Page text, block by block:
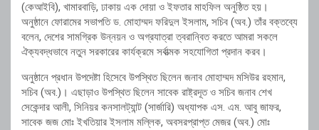
(কেআইবি), খামারবাড়ি, ঢাকায় এক দোয়া ও ইফতার মাহফিল অনুষ্ঠিত হয়।
অনুষ্ঠানে ফোরামের সভাপতি ড. মোহাম্মদ ফরিদুল ইসলাম, সচিব (অব.) তাঁর বক্তব্যে
বলেন, দেশের সামগ্রিক উন্নয়ন ও অগ্রযাত্রা ত্বরান্বিত করতে আমরা সকলে
ঐক্যবদ্ধভাবে নতুন সরকারের কার্যক্রমে সর্বাত্মক সহযোগিতা প্রদান করব।
অনুষ্ঠানে প্রধান উপদেষ্টা হিসেবে উপস্থিত ছিলেন জনাব মোহাম্মদ মসিউর রহমান,
সচিব (অব.)। এছাড়াও উপস্থিত ছিলেন সাবেক রাষ্ট্রদূত ও সচিব জনাব শেখ
সেকেন্দার আলী, সিনিয়র কনসালট্যান্ট (সার্জারি) অধ্যাপক এস. এম. আবু জাফর,
সাবেক জজ মোঃ ইখতিয়ার ইসলাম মল্লিক, অবসরপ্রাপ্ত মেজর (অব.) মোঃ